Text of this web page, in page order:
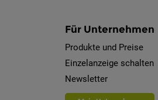
Für Unternehmen
Produkte und Preise
Einzelanzeige schalten
Newsletter